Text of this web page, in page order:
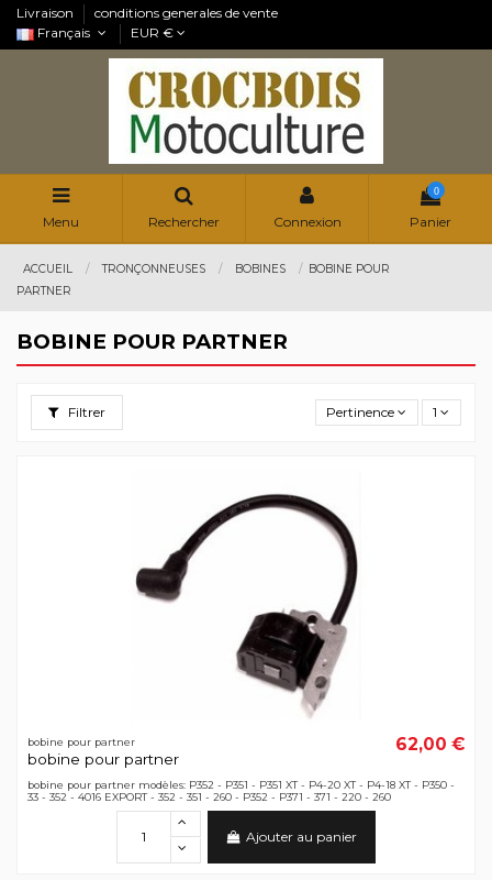
Livraison
conditions generales de vente
Français
EUR €
Menu Rechercher Connexion
0
Panier
ACCUEIL TRONÇONNEUSES BOBINES
BOBINE POUR
PARTNER
BOBINE POUR PARTNER
Filtrer Pertinence 1
bobine pour partner
bobine pour partner
62,00 €
bobine pour partner modèles: P352 - P351 - P351 XT - P4-20 XT - P4-18 XT - P350 -
33 - 352 - 4016 EXPORT - 352 - 351 - 260 - P352 - P371 - 371 - 220 - 260
Ajouter au panier